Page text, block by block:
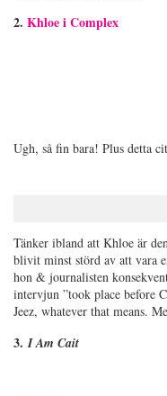
2. Khloe i Complex
Ugh, så fin bara! Plus detta
Tänker ibland att Khloe är
blivit minst störd av att vara
hon & journalisten
intervjun ”took place before
Jeez, whatever that means.
3.I Am Cait